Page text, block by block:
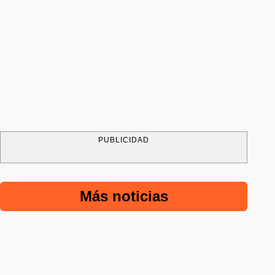
PUBLICIDAD
Más noticias